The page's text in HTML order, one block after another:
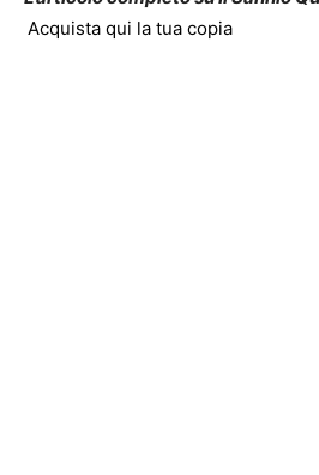
Acquista qui la tua copia